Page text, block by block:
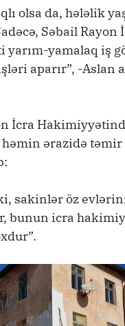
olsa da, hələlik
Səbail Rayon
yamalaq iş
aparır”, -Aslan
İcra
ərazidə təmir
sakinlər öz
bunun icra